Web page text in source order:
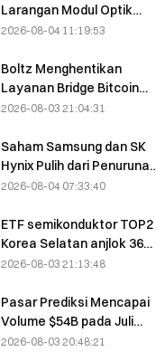
Larangan Modul Optik
Pusat Data dari Tiongkok;
Terdampak pada 27%
Pangsa Pasarnya
2026-08-04 11:19:53
Boltz Menghentikan
Layanan Bridge Bitcoin
Tanpa Batas Setelah
2026-08-03 21:04:31
Saham Samsung dan SK
Hynix Pulih dari Penurunan
5% Berkat Pembelian oleh
2026-08-04 07:33:40
ETF semikonduktor TOP2
Korea Selatan anjlok 36%
dalam sebulan terakhir
berbalik arah
2026-08-03 21:13:48
Pasar Prediksi Mencapai
Volume $54B pada Juli
karena Piala Dunia
2026-08-03 20:48:21